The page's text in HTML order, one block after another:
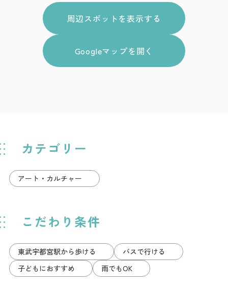
カテゴリー
アート・カルチャー
こだわり条件
東武宇都宮駅から歩ける
バスで行ける
子どもにおすすめ
雨でもOK
周辺スポットを表示する
Googleマップを開く